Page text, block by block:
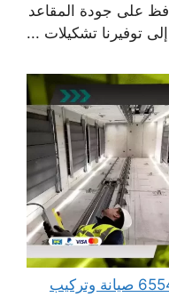
على جودة المقاعد
إلى توفيرنا تشكيلات ...
صيانة مصاعد في الكويت 65542233 صيانة وتركيب